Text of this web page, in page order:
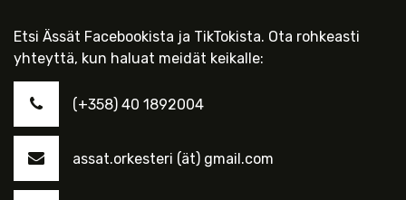
Etsi Ässät Facebookista ja TikTokista. Ota rohkeasti
yhteyttä, kun haluat meidät keikalle:
(+358) 40 1892004
assat.orkesteri (ät) gmail.com